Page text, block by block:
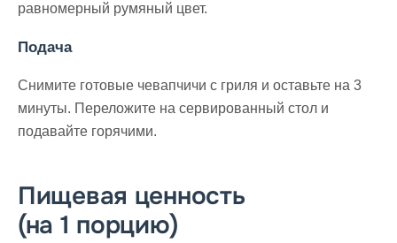
равномерный румяный цвет.
Подача
Снимите готовые чевапчичи с гриля и оставьте на 3
минуты. Переложите на сервированный стол и
подавайте горячими.
Пищевая ценность
(на 1 порцию)